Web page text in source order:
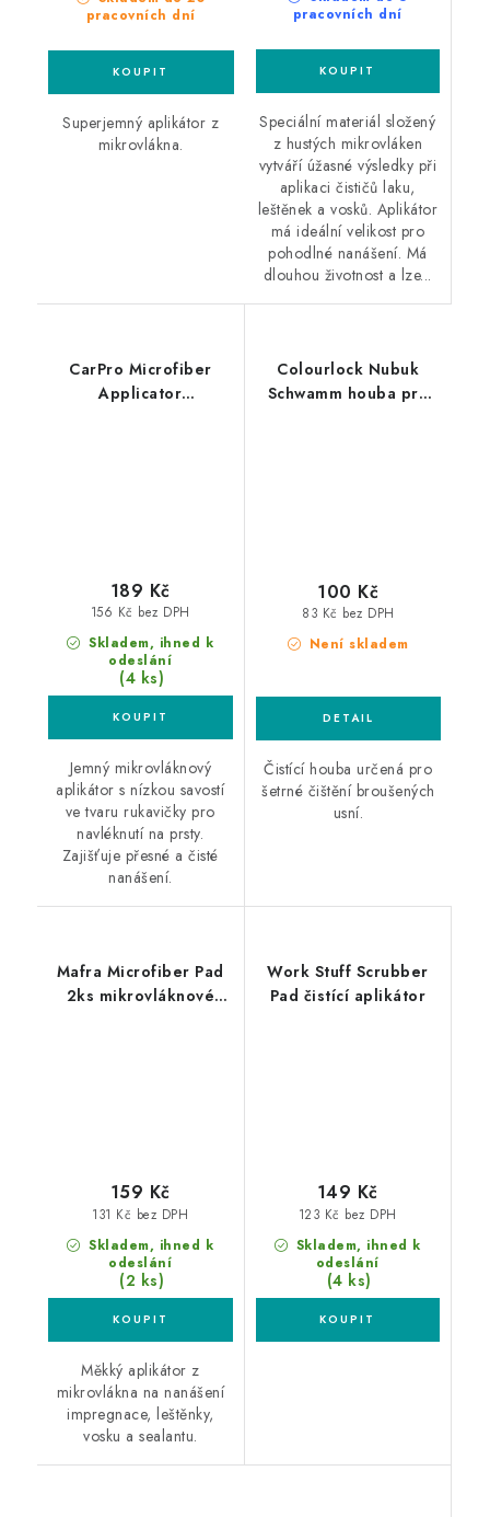
pracovních dní
Superjemný aplikátor z
mikrovlákna.
pracovních dní
Speciální materiál složený
z hustých mikrovláken
vytváří úžasné výsledky při
aplikaci čističů laku,
leštěnek a vosků. Aplikátor
má ideální velikost pro
pohodlné nanášení. Má
dlouhou životnost a lze...
CarPro Microfiber
Applicator
Skladem, ihned k
odeslání
(4 ks)
156 Kč bez DPH
189 Kč
Jemný mikrovláknový
aplikátor s nízkou savostí
ve tvaru rukavičky pro
navléknutí na prsty.
Zajišťuje přesné a čisté
nanášení.
Colourlock Nubuk
Schwamm houba pro
Není skladem
83 Kč bez DPH
100 Kč
Čistící houba určená pro
šetrné čištění broušených
usní.
Mafra Microfiber Pad
2ks mikrovláknové
Skladem, ihned k
odeslání
(2 ks)
131 Kč bez DPH
159 Kč
Měkký aplikátor z
mikrovlákna na nanášení
impregnace, leštěnky,
vosku a sealantu.
Work Stuff Scrubber
Pad čistící aplikátor
Skladem, ihned k
odeslání
(4 ks)
123 Kč bez DPH
149 Kč